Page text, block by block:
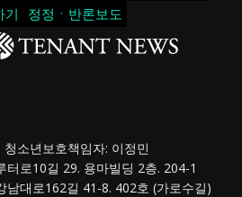
기 정정ㆍ반론보도
소년보호책임자: 이정민
로10길 29. 용마빌딩 2층. 204-1
남대로162길 41-8. 402호 (가로수길)